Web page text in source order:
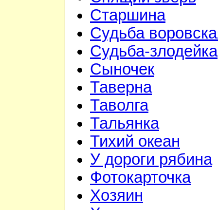
Старшина
Судьба
Судьба-злодейка
Сыночек
Таверна
Таволга
Тальянка
Тихий океан
У дороги рябина
Фотокарточка
Хозяин